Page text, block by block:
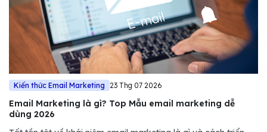
Kiến thức Email Marketing 23 Thg 07 2026
Email Marketing là gì? Top Mẫu email marketing dễ
dùng 2026